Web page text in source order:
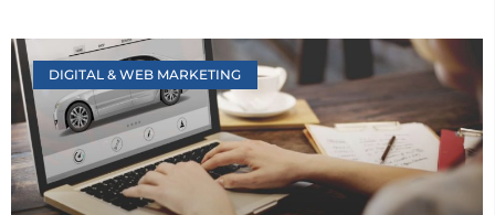
DIGITAL & WEB MARKETING